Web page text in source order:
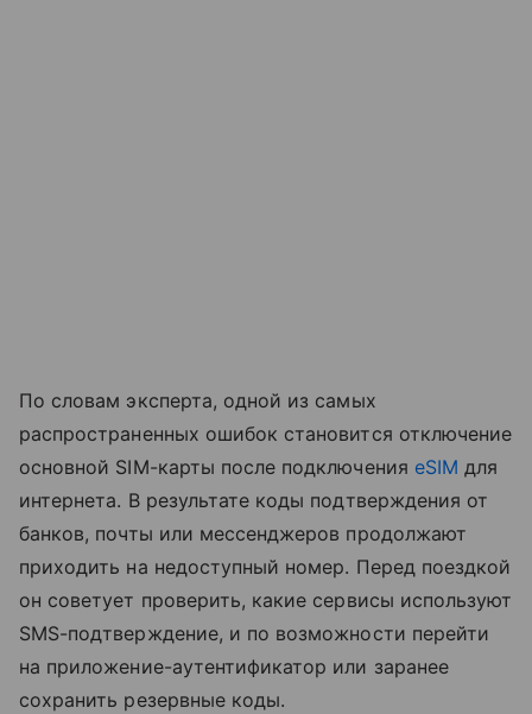
По словам эксперта, одной из самых
распространенных ошибок становится отключение
основной SIM-карты после подключения eSIM для
интернета. В результате коды подтверждения от
банков, почты или мессенджеров продолжают
приходить на недоступный номер. Перед поездкой
он советует проверить, какие сервисы используют
SMS-подтверждение, и по возможности перейти
на приложение-аутентификатор или заранее
сохранить резервные коды.